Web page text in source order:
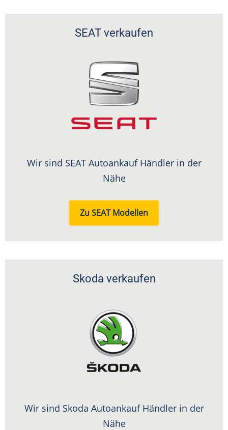
SEAT verkaufen
Wir sind SEAT Autoankauf Händler in der
Nähe
Zu SEAT Modellen
Skoda verkaufen
Wir sind Skoda Autoankauf Händler in der
Nähe